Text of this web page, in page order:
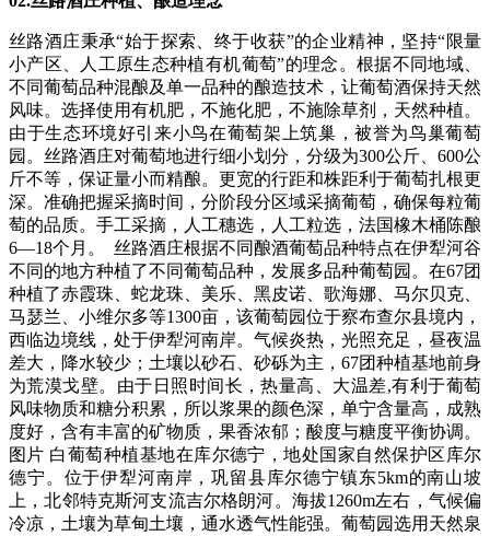
丝路酒庄秉承“始于探索、终于收获”的企业精神，坚持“限量
小产区、人工原生态种植有机葡萄”的理念。根据不同地域、
不同葡萄品种混酿及单一品种的酿造技术，让葡萄酒保持天然
风味。选择使用有机肥，不施化肥，不施除草剂，天然种植。
由于生态环境好引来小鸟在葡萄架上筑巢，被誉为鸟巢葡萄
园。丝路酒庄对葡萄地进行细小划分，分级为300公斤、600公
斤不等，保证量小而精酿。更宽的行距和株距利于葡萄扎根更
深。准确把握采摘时间，分阶段分区域采摘葡萄，确保每粒葡
萄的品质。手工采摘，人工穗选，人工粒选，法国橡木桶陈酿
6—18个月。 丝路酒庄根据不同酿酒葡萄品种特点在伊犁河谷
不同的地方种植了不同葡萄品种，发展多品种葡萄园。在67团
种植了赤霞珠、蛇龙珠、美乐、黑皮诺、歌海娜、马尔贝克、
马瑟兰、小维尔多等1300亩，该葡萄园位于察布查尔县境内，
西临边境线，处于伊犁河南岸。气候炎热，光照充足，昼夜温
差大，降水较少；土壤以砂石、砂砾为主，67团种植基地前身
为荒漠戈壁。由于日照时间长，热量高、大温差,有利于葡萄
风味物质和糖分积累，所以浆果的颜色深，单宁含量高，成熟
度好，含有丰富的矿物质，果香浓郁；酸度与糖度平衡协调。
图片 白葡萄种植基地在库尔德宁，地处国家自然保护区库尔
德宁。位于伊犁河南岸，巩留县库尔德宁镇东5km的南山坡
上，北邻特克斯河支流吉尔格朗河。海拔1260m左右，气候偏
冷凉，土壤为草甸土壤，通水透气性能强。葡萄园选用天然泉